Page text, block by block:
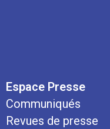
Espace Presse
Communiqués
Revues de presse